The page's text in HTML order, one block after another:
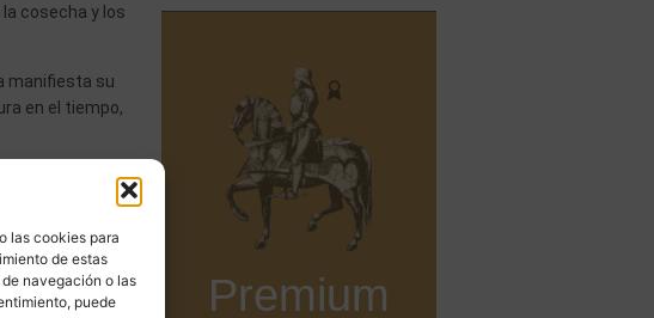
las cookies para
de estas
navegación o las
puede
cosecha y los
manifiesta su
en el tiempo,
que
en la
Premium